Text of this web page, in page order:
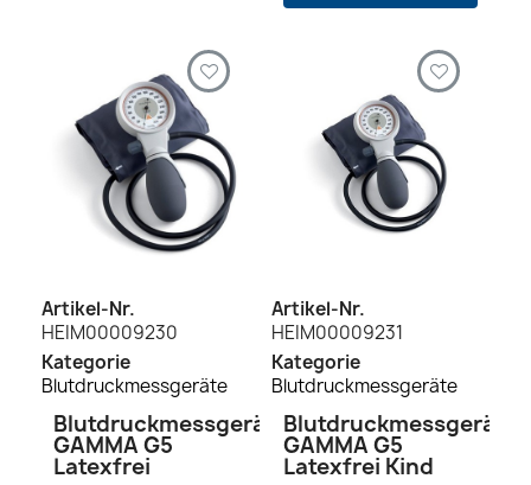
Artikel-Nr.
HEIM00009230
Kategorie
Blutdruckmessgeräte
Blutdruckmessgerät
GAMMA G5
Latexfrei
Artikel-Nr.
HEIM00009231
Kategorie
Blutdruckmessgeräte
Blutdruckmessgerät
GAMMA G5
Latexfrei Kind